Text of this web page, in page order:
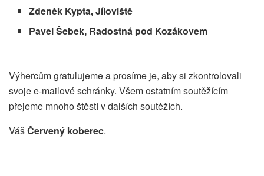
Zdeněk Kypta, Jíloviště
Pavel Šebek, Radostná pod Kozákovem
Výhercům gratulujeme a prosíme je, aby si zkontrolovali
svoje e-mailové schránky. Všem ostatním soutěžícím
přejeme mnoho štěstí v dalších soutěžích.
VášČervený koberec.